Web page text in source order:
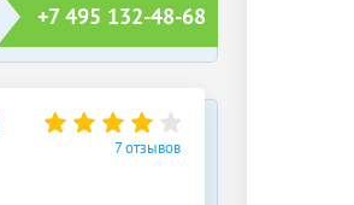
+7 495 132-48-68
7 отзывов